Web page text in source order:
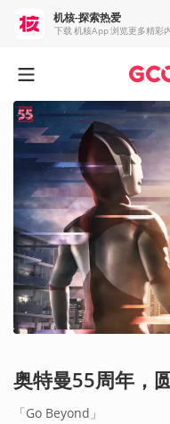
奥特曼55周年，
「Go Beyond」
机核-探索热爱
下载 机核App 浏览更多精彩